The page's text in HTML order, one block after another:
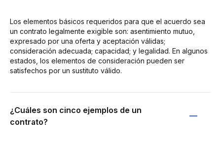
Los elementos básicos requeridos para que el acuerdo sea
un contrato legalmente exigible son: asentimiento mutuo,
expresado por una oferta y aceptación válidas;
consideración adecuada; capacidad; y legalidad. En algunos
estados, los elementos de consideración pueden ser
satisfechos por un sustituto válido.
¿Cuáles son cinco ejemplos de un
contrato?